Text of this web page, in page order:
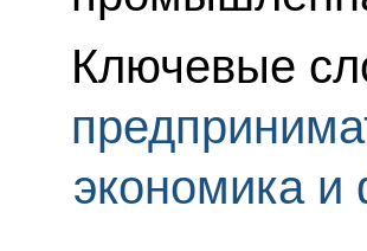
Ключевые
экономика